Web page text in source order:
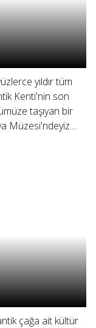
yıldır tüm
Kenti'nin son
taşıyan bir
Müzesi'ndeyiz....
çağa ait kültür